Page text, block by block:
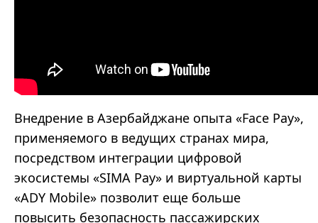
Внедрение в Азербайджане опыта «Face Pay»,
применяемого в ведущих странах мира,
посредством интеграции цифровой
экосистемы «SIMA Pay» и виртуальной карты
«ADY Mobile» позволит еще больше
повысить безопасность пассажирских